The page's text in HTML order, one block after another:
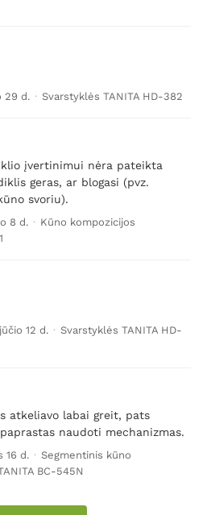
29 d. · Svarstyklės TANITA HD-382
įvertinimui nėra pateikta
geras, ar blogasi (pvz.
svoriu).
8 d. · Kūno kompozicijos
12 d. · Svarstyklės TANITA HD-
atkeliavo labai greit, pats
naudoti mechanizmas.
16 d. · Segmentinis kūno
BC-545N